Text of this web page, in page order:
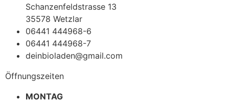
Schanzenfeldstrasse 13
35578 Wetzlar
06441 444968-6
06441 444968-7
deinbioladen@gmail.com
Öffnungszeiten
MONTAG